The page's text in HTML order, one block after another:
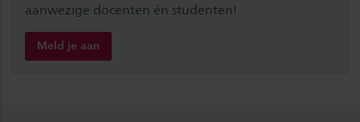
aanwezige docenten én studenten!
Meld je aan